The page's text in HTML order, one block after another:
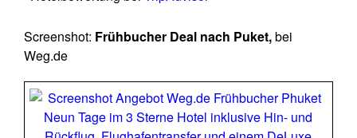
Screenshot: Frühbucher Deal nach Puket,bei
Weg.de